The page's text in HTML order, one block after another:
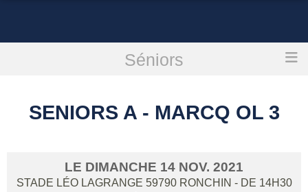
Séniors
SENIORS A - MARCQ OL 3
SENIORS A - MARCQ OL 3
LE DIMANCHE 14 NOV. 2021
STADE LÉO LAGRANGE 59790 RONCHIN - DE 14H30